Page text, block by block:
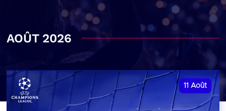
AOÛT 2026
11 Août